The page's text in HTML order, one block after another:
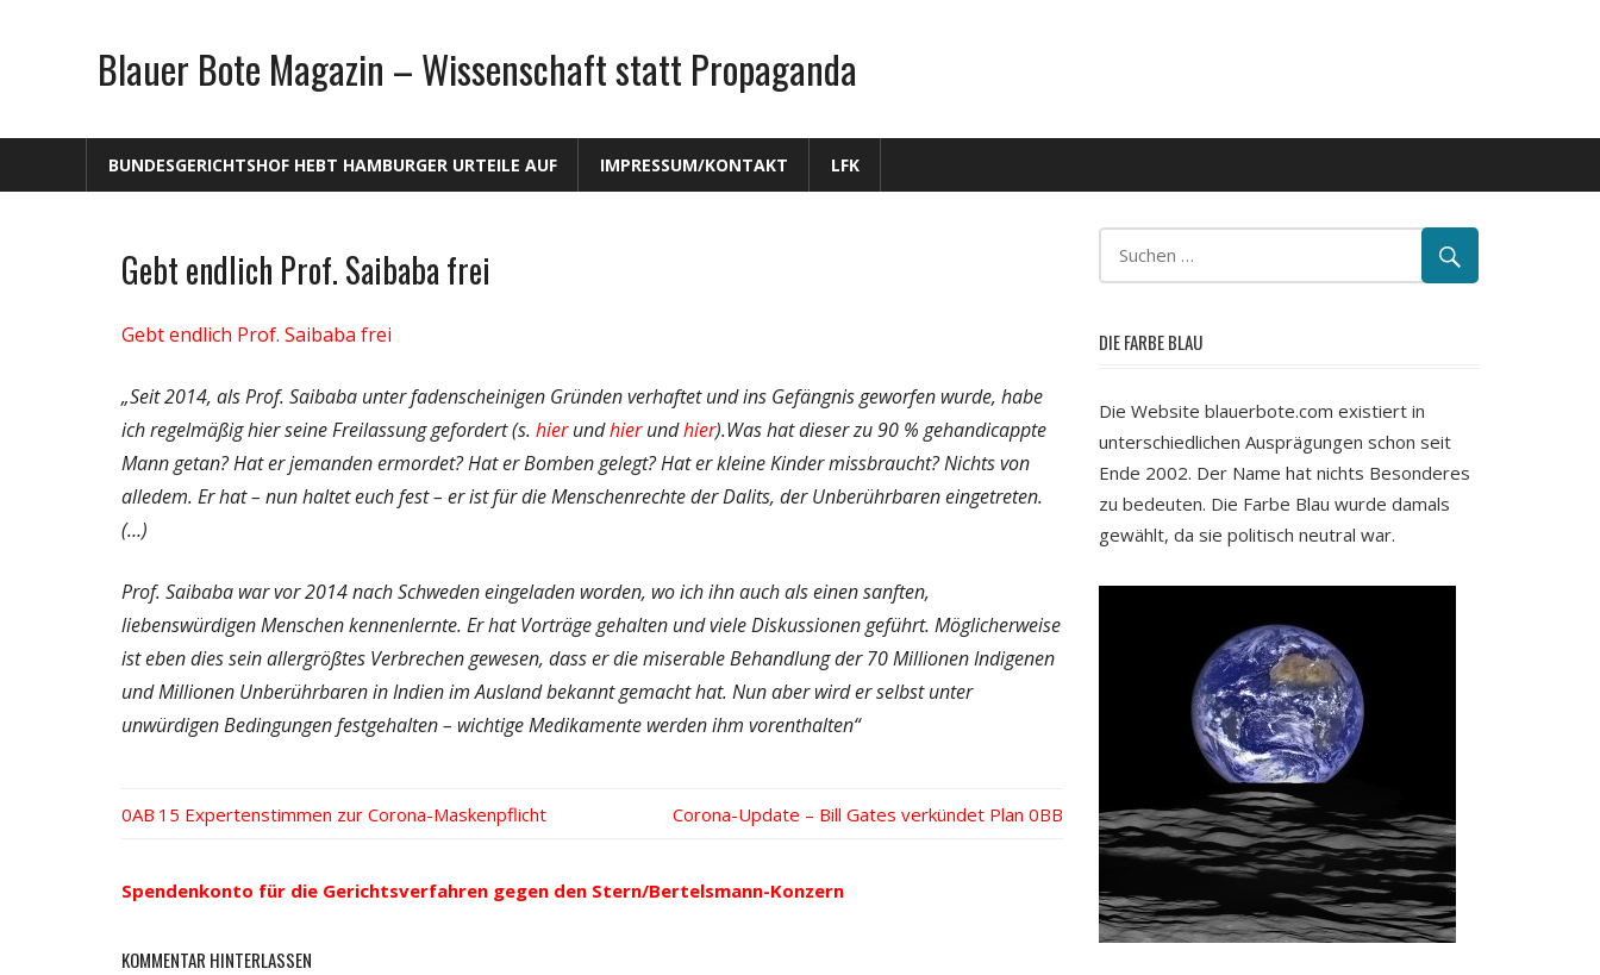
Blauer Bote Magazin – Wissenschaft statt Propaganda
BUNDESGERICHTSHOF HEBT HAMBURGER URTEILE AUF IMPRESSUM/KONTAKT LFK
Gesellschaft
Politik
Gebt endlich Prof. Saibaba frei
Gebt endlich Prof. Saibaba frei
„Seit 2014, als Prof. Saibaba unter fadenscheinigen Gründen verhaftet und ins Gefängnis geworfen wurde, habe
ich regelmäßig hier seine Freilassung gefordert (s. hierundhierundhier).Was hat dieser zu 90 % gehandicappte
Mann getan? Hat er jemanden ermordet? Hat er Bomben gelegt? Hat er kleine Kinder missbraucht? Nichts von
alledem. Er hat – nun haltet euch fest – er ist für die Menschenrechte der Dalits, der Unberührbaren eingetreten.
(…)
Prof. Saibaba war vor 2014 nach Schweden eingeladen worden, wo ich ihn auch als einen sanften,
liebenswürdigen Menschen kennenlernte. Er hat Vorträge gehalten und viele Diskussionen geführt. Möglicherweise
ist eben dies sein allergrößtes Verbrechen gewesen, dass er die miserable Behandlung der 70 Millionen Indigenen
und Millionen Unberührbaren in Indien im Ausland bekannt gemacht hat. Nun aber wird er selbst unter
unwürdigen Bedingungen festgehalten – wichtige Medikamente werden ihm vorenthalten“
Navigation
Vorheriger
15 Expertenstimmen zur Corona-Maskenpflicht
Nächster
Corona-Update – Bill Gates verkündet Plan
Spendenkonto für die Gerichtsverfahren gegen den Stern/Bertelsmann-Konzern
KOMMENTAR HINTERLASSEN
DIE FARBE BLAU
Die Website blauerbote.com existiert in
unterschiedlichen Ausprägungen schon seit
Ende 2002. Der Name hat nichts Besonderes
zu bedeuten. Die Farbe Blau wurde damals
gewählt, da sie politisch neutral war.